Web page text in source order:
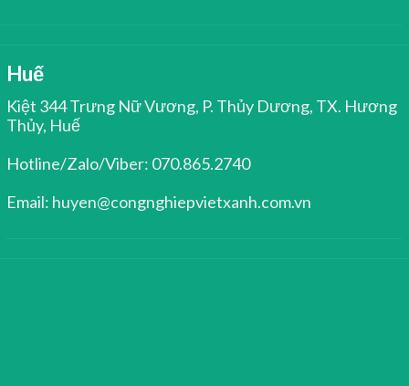
Huế
Kiệt 344 Trưng Nữ Vương, P. Thủy Dương, TX. Hương
Thủy, Huế
Hotline/Zalo/Viber: 070.865.2740
Email: huyen@congnghiepvietxanh.com.vn